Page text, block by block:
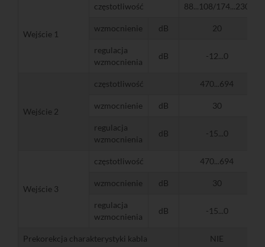
Wejście 1
częstotliwość 88...108/174...230
wzmocnienie dB 20
regulacja
wzmocnienia
dB -12...0
Wejście 2
częstotliwość 470...694
wzmocnienie dB 30
regulacja
wzmocnienia
dB -15...0
Wejście 3
częstotliwość 470...694
wzmocnienie dB 30
regulacja
wzmocnienia
dB -15...0
Prekorekcja charakterystyki kabla NIE